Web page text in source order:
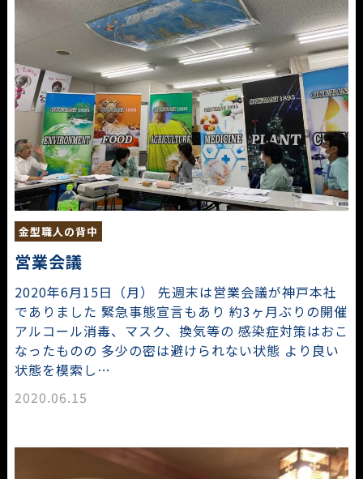
金型職人の背中
営業会議
2020年6月15日（月） 先週末は営業会議が神戸本社
でありました 緊急事態宣言もあり 約3ヶ月ぶりの開催
アルコール消毒、マスク、換気等の 感染症対策はおこ
なったものの 多少の密は避けられない状態 より良い
状態を模索し…
2020.06.15